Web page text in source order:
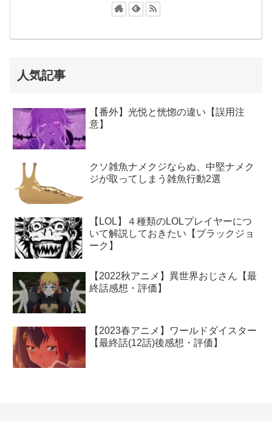
人気記事
【番外】光悦と恍惚の違い【誤用注
意】
クソ雑魚ナメクジならぬ、中堅ナメク
ジが取ってしまう雑魚行動2選
【LOL】４種類のLOLプレイヤーにつ
いて解説しておきたい【ブラックジョ
ーク】
【2022秋アニメ】異世界おじさん【最
終話感想・評価】
【2023春アニメ】ワールドダイスター
【最終話(12話)後感想・評価】